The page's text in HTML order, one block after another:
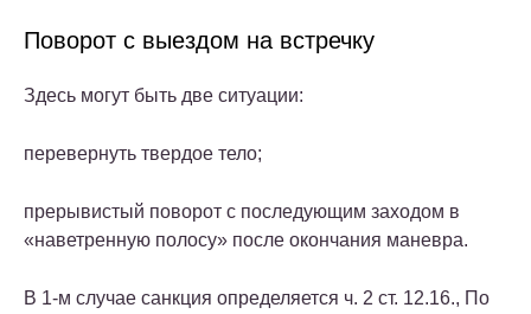
Поворот с выездом на встречку
Здесь могут быть две ситуации:
перевернуть твердое тело;
прерывистый поворот с последующим заходом в
«наветренную полосу» после окончания маневра.
В 1-м случае санкция определяется ч. 2 ст. 12.16., По